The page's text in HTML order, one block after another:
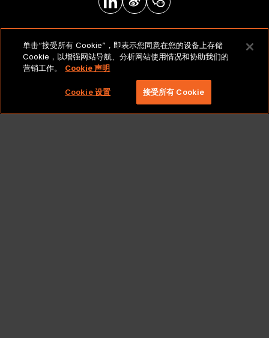
法律声明和政策
版权所有 2026 北京莱博智环球科技有限公司。保留所有
权利。
单击“接受所有 Cookie”，即表示您同意在您的设备上存储
Cookie，以增强网站导航、分析网站使用情况和协助我们的
营销工作。
Cookie 声明
Cookie 设置 接受所有 Cookie